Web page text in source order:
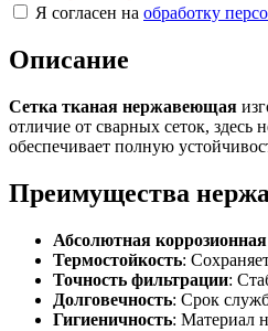
Я согласен на обработку
Описание
Сетка тканая нержавеющая
отличие от сварных сеток,
обеспечивает полную
Преимущества
Абсолютная коррозионная
Термостойкость:
Точность фильтрации:
Долговечность: Срок
Гигиеничность: Материал